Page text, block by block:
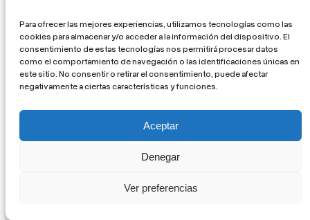
Para ofrecer las mejores experiencias, utilizamos tecnologías como las
cookies para almacenar y/o acceder a la información del dispositivo. El
consentimiento de estas tecnologías nos permitirá procesar datos
como el comportamiento de navegación o las identificaciones únicas en
este sitio. No consentir o retirar el consentimiento, puede afectar
negativamente a ciertas características y funciones.
Aceptar
Denegar
Ver preferencias
específic de l’humà i l’analògic, sense la
mediació d’una pantalla. Habitant una
experiència real.
Agenda
©+CC / Cercle del Design 2026 –